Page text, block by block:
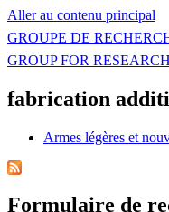
Aller au contenu principal
GROUPE DE
GROUP FOR
fabrication
Armes légères et
Formulaire de